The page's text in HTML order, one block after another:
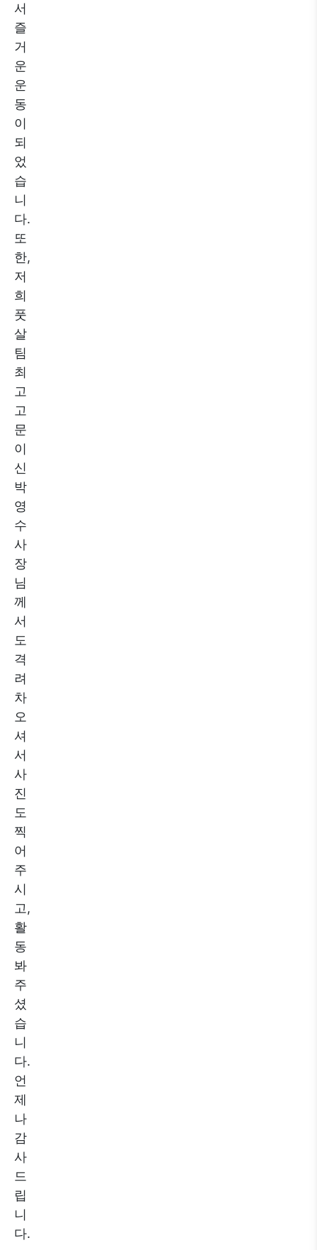
서
즐
거
운
운
동
이
되
었
습
니
다.
또
한,
저
희
풋
살
팀
최
고
고
문
이
신
박
영
수
사
장
님
께
서
도
격
려
차
오
셔
서
사
진
도
찍
어
주
시
고,
활
동
봐
주
셨
습
니
다.
언
제
나
감
사
드
립
니
다.